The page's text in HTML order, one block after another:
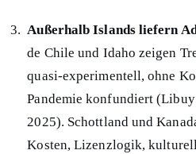
Außerhalb Islands liefern
de Chile und Idaho zeigen
quasi-experimentell, ohne
Pandemie konfundiert
2025). Schottland und
Kosten, Lizenzlogik,